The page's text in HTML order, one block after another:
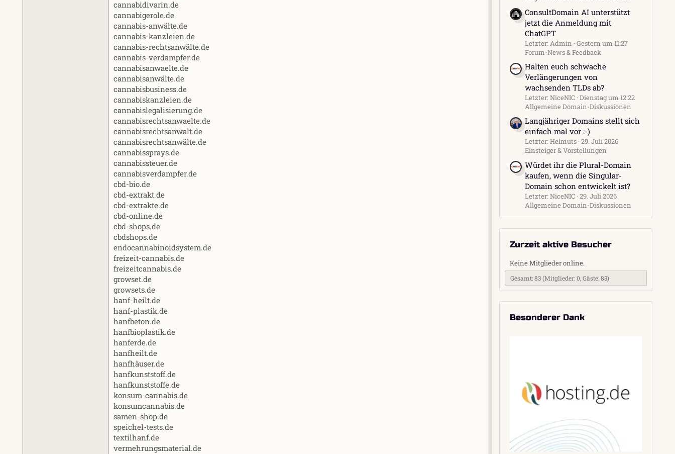
cannabidivarin.de
cannabigerole.de
cannabis-anwälte.de
cannabis-kanzleien.de
cannabis-rechtsanwälte.de
cannabis-verdampfer.de
cannabisanwaelte.de
cannabisanwälte.de
cannabisbusiness.de
cannabiskanzleien.de
cannabislegalisierung.de
cannabisrechtsanwaelte.de
cannabisrechtsanwalt.de
cannabisrechtsanwälte.de
cannabissprays.de
cannabissteuer.de
cannabisverdampfer.de
cbd-bio.de
cbd-extrakt.de
cbd-extrakte.de
cbd-online.de
cbd-shops.de
cbdshops.de
endocannabinoidsystem.de
freizeit-cannabis.de
freizeitcannabis.de
growset.de
growsets.de
hanf-heilt.de
hanf-plastik.de
hanfbeton.de
hanfbioplastik.de
hanferde.de
hanfheilt.de
hanfhäuser.de
hanfkunststoff.de
hanfkunststoffe.de
konsum-cannabis.de
konsumcannabis.de
samen-shop.de
speichel-tests.de
textilhanf.de
vermehrungsmaterial.de
ConsultDomain AI unterstützt
jetzt die Anmeldung mit
ChatGPT
Letzter: Admin Gestern um 11:27
Forum-News & Feedback
Halten euch schwache
Verlängerungen von
wachsenden TLDs ab?
Letzter: NiceNIC Dienstag um 12:22
Allgemeine Domain-Diskussionen
Langjähriger Domains stellt sich
einfach mal vor :-)
Letzter: Helmuts 29. Juli 2026
Einsteiger & Vorstellungen
Würdet ihr die Plural-Domain
kaufen, wenn die Singular-
Domain schon entwickelt ist?
Letzter: NiceNIC 29. Juli 2026
Allgemeine Domain-Diskussionen
Zurzeit aktive Besucher
Keine Mitglieder online.
Gesamt: 83 (Mitglieder: 0, Gäste: 83)
Besonderer Dank